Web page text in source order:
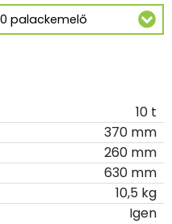
10 t
370 mm
260 mm
630 mm
10,5 kg
Igen